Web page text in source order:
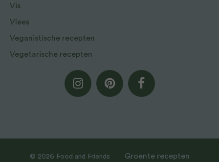
Vis
Vlees
Veganistische recepten
Vegetarische recepten
© 2026 Food and Friends Groente recepten